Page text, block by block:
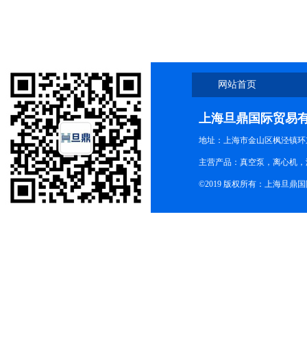
网站首页
上海旦鼎国际贸易
地址：上海市金山区枫泾镇
主营产品：真空泵，离心机
©2019 版权所有：上海旦鼎